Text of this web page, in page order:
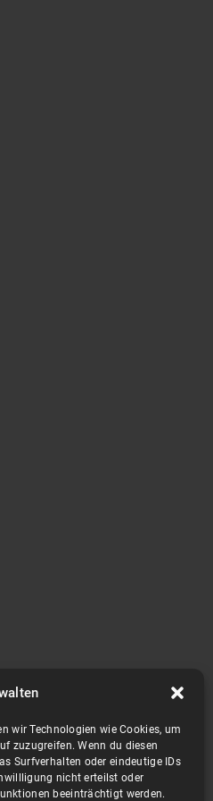
wir Technologien wie Cookies, um
zuzugreifen. Wenn du diesen
Surfverhalten oder eindeutige IDs
nicht erteilst oder
beeinträchtigt werden.